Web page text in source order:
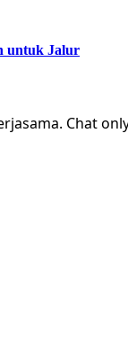
untuk Jalur
Chat